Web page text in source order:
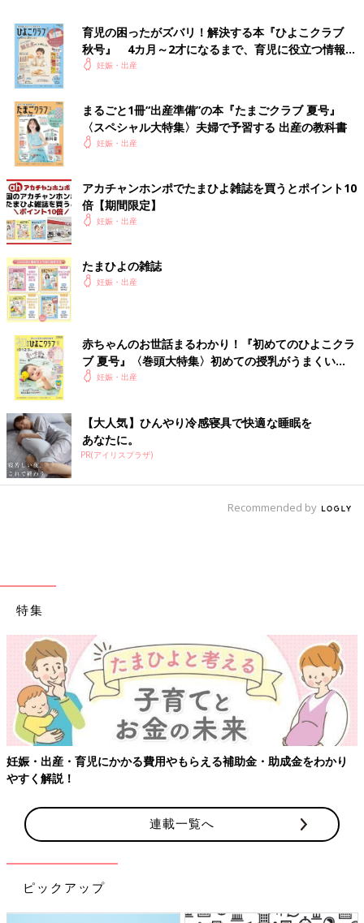
出典：Instagramアカウント「72_ochibigram」
NUTSさんは妊娠中にベルメゾンで授乳服を購入。両胸に授乳口
があるのでささっと授乳できたそう。ロンTなので妊娠中から着
れるというのもうれしいですね。コスパもよいので、リピートで
色違いを購入予定なのだとか。
ベルメゾンのディズニー！ベビー＆キッ
日用雑貨やファッションアイテムなど、さまざ
まなアイテムがそろっているベルメゾン。人気
のディズニーもいろいろな種類があります。今
回はベルメゾンで購入できるベビー&キッズ向
ベルメゾンで購入できる人気のマタニティアイテムをご紹介しま
した。産前産後の下着やベビー用アイテムなども一緒に購入でき
るのがうれしいですね。ぜひ、オンラインショップも覗いてみて
※記事の内容は記載当時の情報であり、現在と異なる場合があり
ます。
育児の困ったがズバリ！解決する本『ひよこクラブ
秋号』 4カ月～2才になるまで、育児に役立つ情報が
いっぱい！
妊娠・出産
まるごと1冊“出産準備”の本『たまごクラブ 夏号』
〈スペシャル大特集〉夫婦で予習する 出産の教科書
妊娠・出産
アカチャンホンポでたまひよ雑誌を買うとポイント10
倍【期間限定】
妊娠・出産
たまひよの雑誌
妊娠・出産
赤ちゃんのお世話まるわかり！『初めてのひよこクラ
ブ 夏号』〈巻頭大特集〉初めての授乳がうまくい
く！ おっぱい・ミルクの基本と夏のトラブル 解決テ
妊娠・出産
【大人気】ひんやり冷感寝具で快適な睡眠を
あなたに。
PR(アイリスプラザ)
Recommended by
特集
妊娠・出産・育児にかかる費用やもらえる補助金・助成金をわかり
やすく解説！
連載一覧へ
ピックアップ